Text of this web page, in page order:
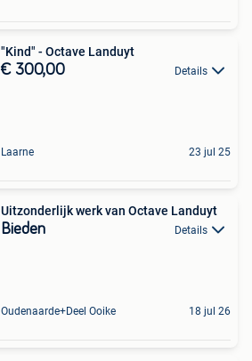
"Kind" - Octave Landuyt
€ 300,00 Details
Laarne 23 jul 25
Uitzonderlijk werk van Octave Landuyt
Bieden Details
Oudenaarde+Deel Ooike 18 jul 26